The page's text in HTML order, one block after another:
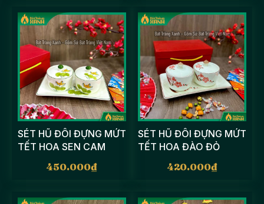
SÉT HŨ ĐÔI ĐỰNG MỨT
TẾT HOA SEN CAM
450.000₫
SÉT HŨ ĐÔI ĐỰNG MỨT
TẾT HOA ĐÀO ĐỎ
420.000₫